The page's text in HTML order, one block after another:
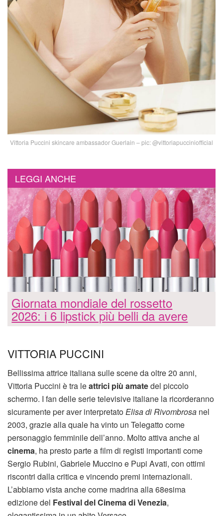
Vittoria Puccini skincare ambassador Guerlain – pic: @vittoriapucciniofficial
LEGGI ANCHE
Giornata mondiale del rossetto
2026: i 6 lipstick più belli da avere
VITTORIA PUCCINI
Bellissima attrice italiana sulle scene da oltre 20 anni,
Vittoria Puccini è tra leattrici più amatedel piccolo
schermo. I fan delle serie televisive italiane la ricorderanno
sicuramente per aver interpretatoElisa di Rivombrosa nel
2003, grazie alla quale ha vinto un Telegatto come
personaggio femminile dell’anno. Molto attiva anche al
cinema, ha presto parte a film di registi importanti come
Sergio Rubini, Gabriele Muccino e Pupi Avati, con ottimi
riscontri dalla critica e vincendo premi internazionali.
L’abbiamo vista anche come madrina alla 68esima
edizione del Festival del Cinema di Venezia,